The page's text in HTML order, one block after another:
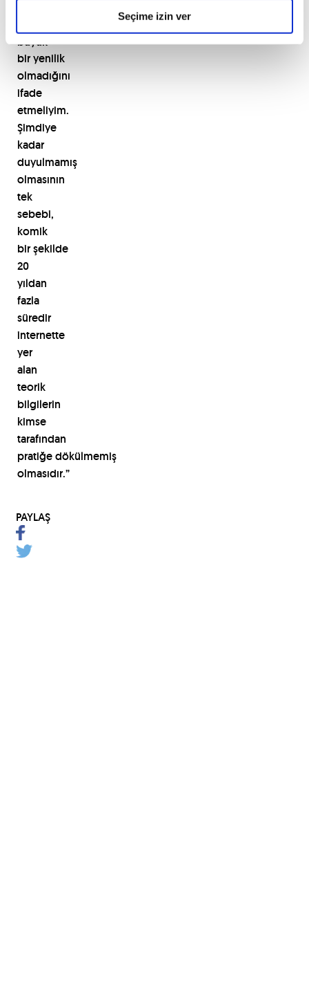
Seçime izin ver
büyük
biryenilik
olmadığını
ifade
etmeliyim.
Şimdiye
kadar
duyulmamış
olmasının
tek
sebebi,
komik
birşekilde
20
yıldan
fazla
süredir
internette
yer
alan
teorik
bilgilerin
kimse
tarafından
pratiğedökülmemiş
olmasıdır.”
PAYLAŞ